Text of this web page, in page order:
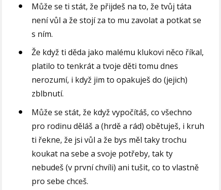
Může se ti stát, že přijdeš na to, že tvůj táta
není vůl a že stojí za to mu zavolat a potkat se
s ním.
Že když ti děda jako malému klukovi něco říkal,
platilo to tenkrát a tvoje děti tomu dnes
nerozumí, i když jim to opakuješ do (jejich)
zblbnutí.
Může se stát, že když vypočítáš, co všechno
pro rodinu děláš a (hrdě a rád) obětuješ, i kruh
ti řekne, že jsi vůl a že bys měl taky trochu
koukat na sebe a svoje potřeby, tak ty
nebudeš (v první chvíli) ani tušit, co to vlastně
pro sebe chceš.